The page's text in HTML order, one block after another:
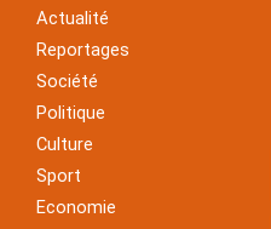
o
o
k
Actualité
Reportages
Société
Politique
Culture
Sport
Economie